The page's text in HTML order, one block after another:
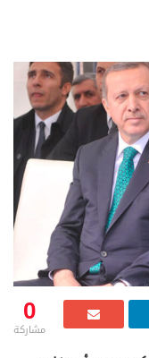
0
مشاركة